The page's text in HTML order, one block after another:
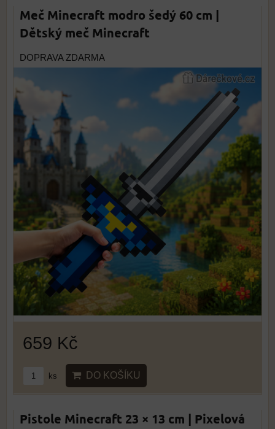
Meč Minecraft modro šedý 60 cm |
Dětský meč Minecraft
DOPRAVA ZDARMA
659 Kč
ks DO KOŠÍKU
Pistole Minecraft 23 × 13 cm | Pixelová